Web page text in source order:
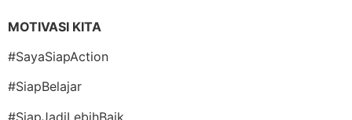
MOTIVASI KITA
#SayaSiapAction
#SiapBelajar
#SiapJadiLebihBaik